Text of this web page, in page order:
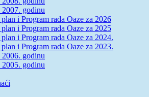
2007. godinu
i Program rada Oaze za 2026
i Program rada Oaze za 2025
i Program rada Oaze za 2024.
i Program rada Oaze za 2023.
2006. godinu
2005. godinu